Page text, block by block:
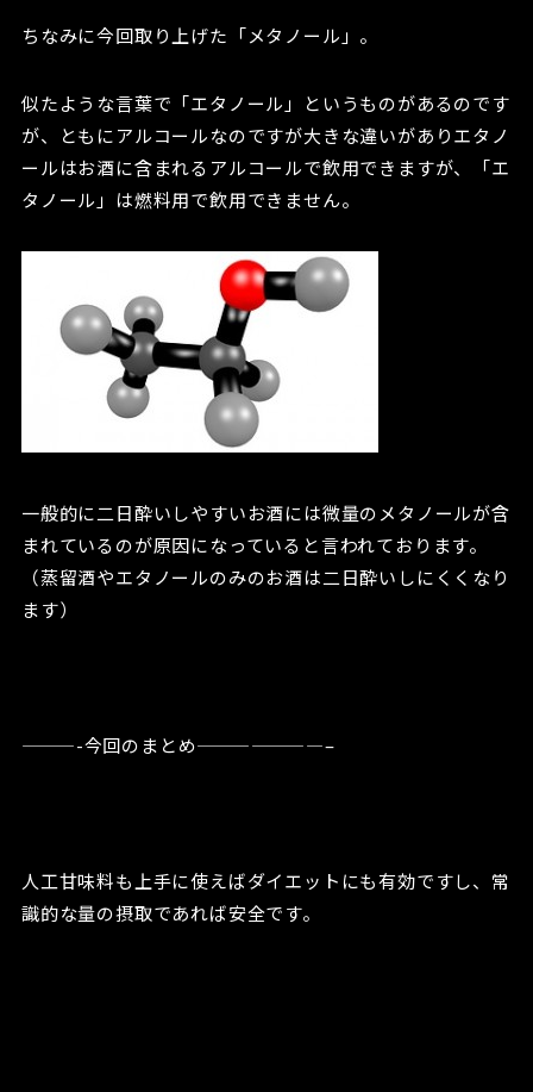
ちなみに今回取り上げた「メタノール」。
似たような言葉で「エタノール」というものがあるのです
が、ともにアルコールなのですが大きな違いがありエタノ
ールはお酒に含まれるアルコールで飲用できますが、「エ
タノール」は燃料用で飲用できません。
一般的に二日酔いしやすいお酒には微量のメタノールが含
まれているのが原因になっていると言われております。
（蒸留酒やエタノールのみのお酒は二日酔いしにくくなり
ます）
———-今回のまとめ———————–
人工甘味料も上手に使えばダイエットにも有効ですし、常
識的な量の摂取であれば安全です。